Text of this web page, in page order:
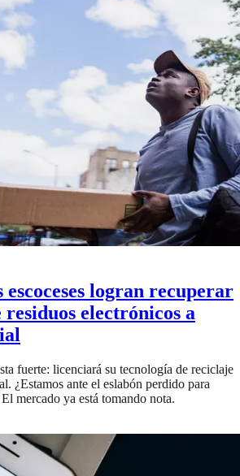
escoceses logran recuperar
electrónicos a
fuerte: licenciará su tecnología de reciclaje
¿Estamos ante el eslabón perdido para
mercado ya está tomando nota.